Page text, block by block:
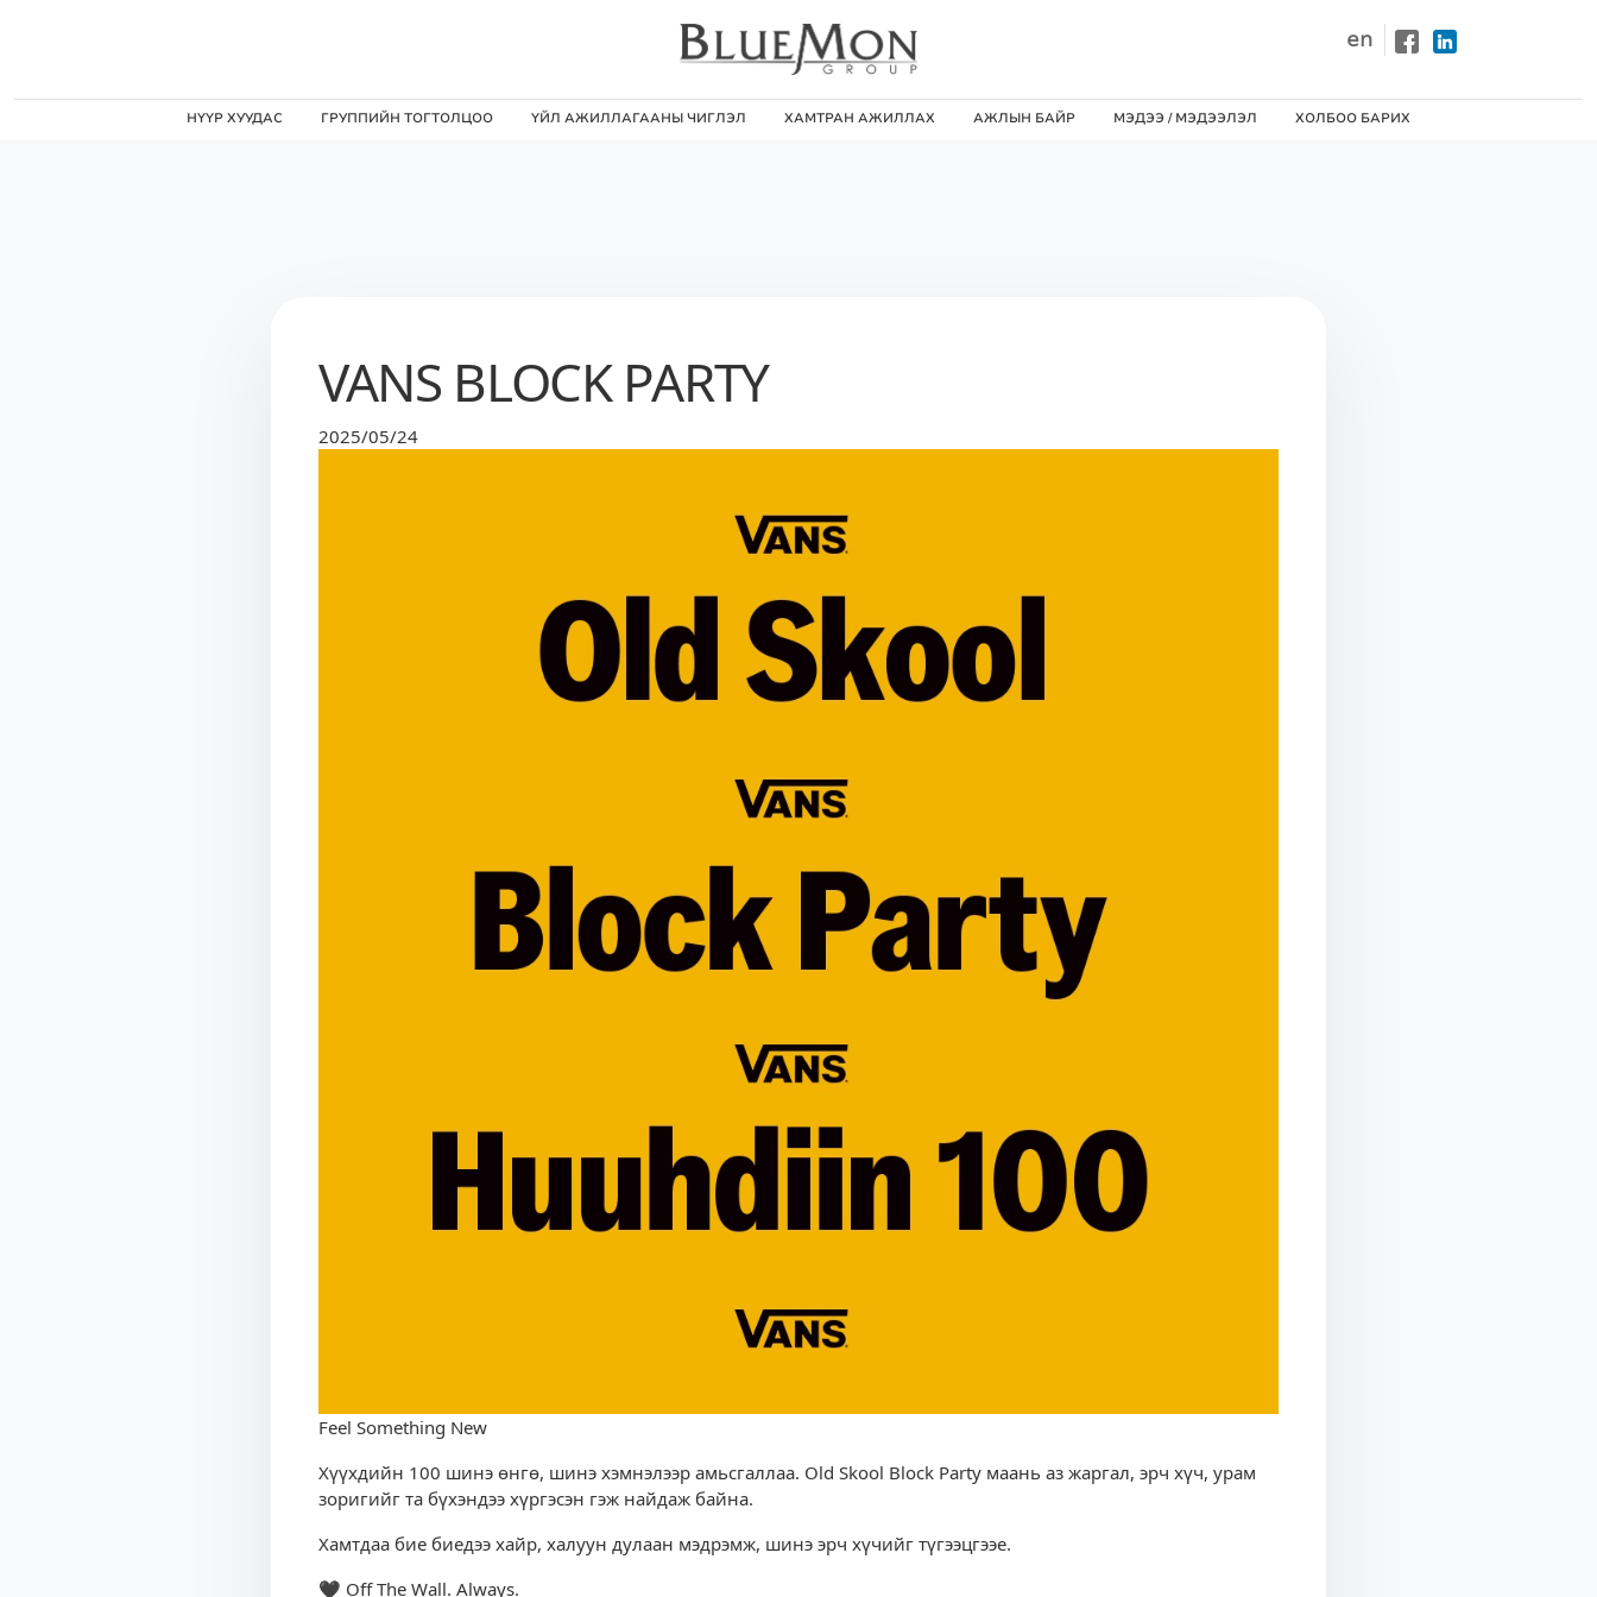
en
НҮҮР ХУУДАС ГРУППИЙН ТОГТОЛЦОО ҮЙЛ АЖИЛЛАГААНЫ ЧИГЛЭЛ ХАМТРАН АЖИЛЛАХ АЖЛЫН БАЙР МЭДЭЭ / MЭДЭЭЛЭЛ ХОЛБОО БАРИХ
VANS BLOCK PARTY
2025/05/24
Feel Something New
Хүүхдийн 100 шинэ өнгө, шинэ хэмнэлээр амьсгаллаа. Old Skool Block Party маань аз жаргал, эрч хүч, урам
зоригийг та бүхэндээ хүргэсэн гэж найдаж байна.
Хамтдаа бие биедээ хайр, халуун дулаан мэдрэмж, шинэ эрч хүчийг түгээцгээе.
🖤 Off The Wall. Always.